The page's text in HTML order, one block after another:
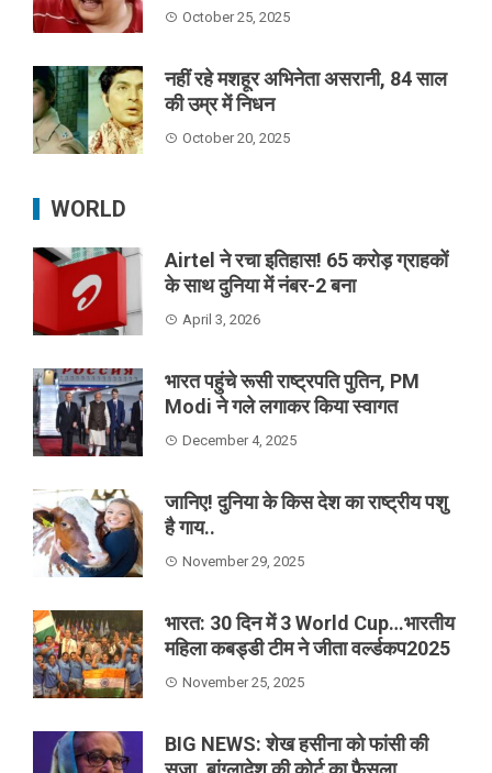
October 25, 2025
नहीं रहे मशहूर अभिनेता असरानी, 84 साल
की उम्र में निधन
October 20, 2025
WORLD
Airtel ने रचा इतिहास! 65 करोड़ ग्राहकों
के साथ दुनिया में नंबर-2 बना
April 3, 2026
भारत पहुंचे रूसी राष्ट्रपति पुतिन, PM
Modi ने गले लगाकर किया स्वागत
December 4, 2025
जानिए! दुनिया के किस देश का राष्ट्रीय पशु
है गाय..
November 29, 2025
भारत: 30 दिन में 3 World Cup…भारतीय
महिला कबड्डी टीम ने जीता वर्ल्डकप2025
November 25, 2025
BIG NEWS: शेख हसीना को फांसी की